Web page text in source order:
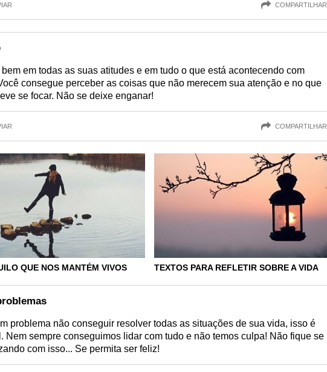
COMPARTILHAR
bem em todas as suas atitudes e em tudo o que está acontecendo com
consegue perceber as coisas que não merecem sua atenção e no que
se focar. Não se deixe enganar!
COMPARTILHAR
QUE NOS MANTÉM VIVOS TEXTOS PARA REFLETIR SOBRE A VIDA
problema não conseguir resolver todas as situações de sua vida, isso é
Nem sempre conseguimos lidar com tudo e não temos culpa! Não fique se
com isso... Se permita ser feliz!